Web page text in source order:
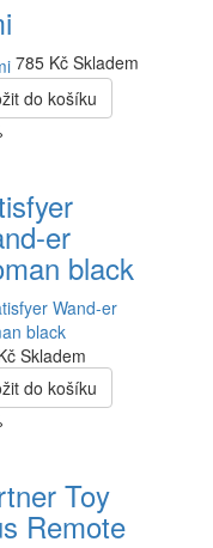
785 Kč Skladem
do košíku
er
black
Skladem
do košíku
Toy
Remote